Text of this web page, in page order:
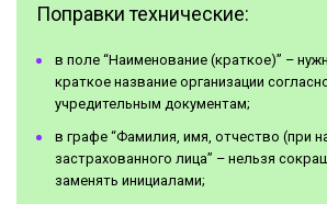
Поправки технические:
в поле “Наименование (краткое)” –
краткое название организации
учредительным документам;
в графе “Фамилия, имя, отчество (при
застрахованного лица” – нельзя
заменять инициалами;